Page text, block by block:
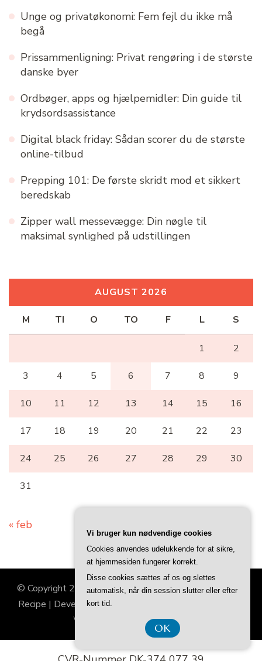
Unge og privatøkonomi: Fem fejl du ikke må
begå
Prissammenligning: Privat rengøring i de største
danske byer
Ordbøger, apps og hjælpemidler: Din guide til
krydsordsassistance
Digital black friday: Sådan scorer du de største
online-tilbud
Prepping 101: De første skridt mod et sikkert
beredskab
Zipper wall messevægge: Din nøgle til
maksimal synlighed på udstillingen
AUGUST 2026
M TI O TO F L S
1 2
3 4 5 6 7 8 9
10 11 12 13 14 15 16
17 18 19 20 21 22 23
24 25 26 27 28 29 30
31
« feb
© Copyright 2026Gogv. All Rights Reserved.Blossom
Recipe | Developed By
WordPress
Privatlivspolitik
Vi bruger kun nødvendige cookies
Cookies anvendes udelukkende for at sikre,
at hjemmesiden fungerer korrekt.
Disse cookies sættes af os og slettes
automatisk, når din session slutter eller efter
kort tid.
OK